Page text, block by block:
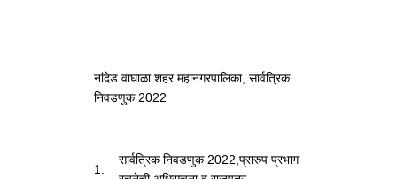
नांदेड वाघाळा शहर महानगरपालिका, सार्वत्रिक
निवडणुक 2022
1.
सार्वत्रिक निवडणुक 2022,प्रारुप प्रभाग